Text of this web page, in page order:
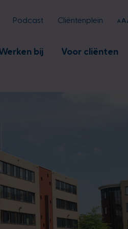
Podcast Cliëntenplein
bij Voor cliënten